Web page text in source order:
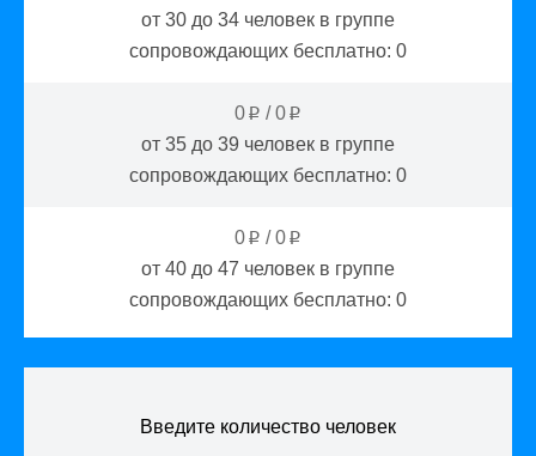
от 30 до 34 человек в группе
сопровождающих бесплатно: 0
0 p /0 p
от 35 до 39 человек в группе
сопровождающих бесплатно: 0
0 p /0 p
от 40 до 47 человек в группе
сопровождающих бесплатно: 0
Введите количество человек